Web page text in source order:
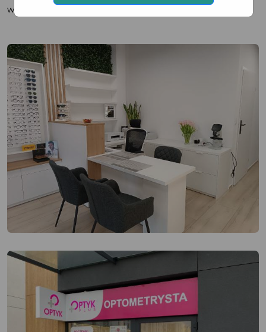
widzieć i wyglądać najlepiej, jak to możliwe.